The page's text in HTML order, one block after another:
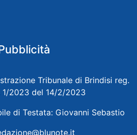
Tribunale di Brindisi reg.
1/2023 del 14/2/2023
di Testata: Giovanni Sebastio